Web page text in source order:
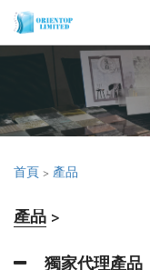
首頁 > 產品
產品 >
獨家代理產品